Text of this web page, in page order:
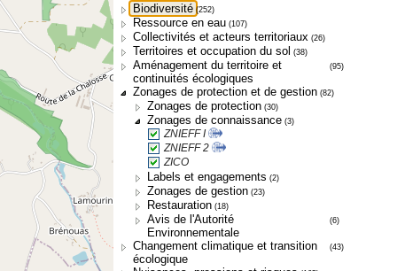
Biodiversité (252)
Ressource en eau (107)
Collectivités et acteurs territoriaux (26)
Territoires et occupation du sol (38)
Aménagement du territoire et
continuités écologiques
(95)
Zonages de protection et de gestion (82)
Zonages de protection (30)
Zonages de connaissance (3)
ZNIEFF I
ZNIEFF 2
ZICO
Labels et engagements (2)
Zonages de gestion (23)
Restauration (18)
Avis de l'Autorité
Environnementale
(6)
Changement climatique et transition
écologique
(43)